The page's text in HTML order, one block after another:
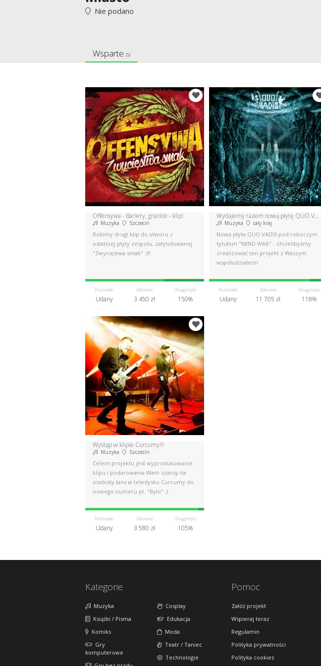
Nie podano
Wsparte (5)
Offensywa - Bariery, granice - klip!
Muzyka Szczecin
Robimy drugi klip do utworu z
ostatniej płyty zespołu, zatytułowanej
"Zwycięstwa smak" :)!!
Pozostało
Udany
Zebrano
3 450 zł
Osiągnięto
150%
Wydajemy razem nową płytę QUO VADIS
Muzyka cały kraj
Nowa płyta QUO VADIS pod roboczym
tytułem "MIND WAR" - chcielibyśmy
zrealizować ten projekt z Waszym
współudziałem!
Pozostało
Udany
Zebrano
11 705 zł
Osiągnięto
118%
Wystąp w klipie Curcumy!!!
Muzyka Szczecin
Celem projektu jest wyprodukowanie
klipu i podarowania Wam szansy na
osobisty lans w teledysku Curcumy do
nowego numeru pt. "Było" :)
Pozostało
Udany
Zebrano
3 580 zł
Osiągnięto
105%
Kategorie
Muzyka
Książki / Pisma
Komiks
Gry
komputerowe
Cosplay
Edukacja
Moda
Teatr / Taniec
Technologie
Pomoc
Załóż projekt
Wspieraj teraz
Regulamin
Polityka prywatności
Polityka cookies